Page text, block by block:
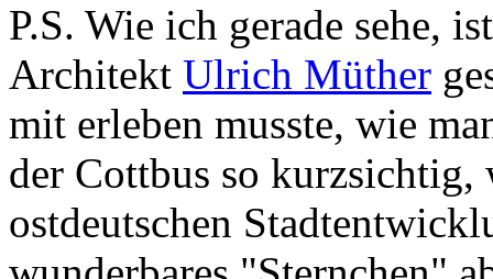
P.S. Wie ich gerade sehe,
Architekt Ulrich Müther
mit erleben musste, wie
der Cottbus so
ostdeutschen